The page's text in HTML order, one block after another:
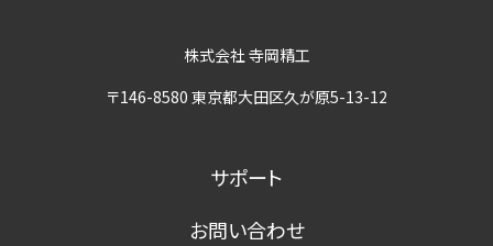
株式会社 寺岡精工
〒146-8580 東京都大田区久が原5-13-12
サポート
お問い合わせ